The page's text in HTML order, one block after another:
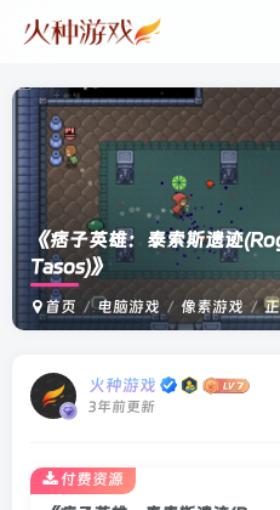
《痞子英雄：泰索斯遗迹
Tasos)》
首页 电脑游戏 像素游戏
火种游戏
3年前更新
付费资源